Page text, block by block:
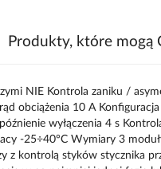
Produkty, które mogą
NIE Kontrola zaniku /
obciążenia 10 A
wyłączenia 4 s
-25÷40°C Wymiary 3
kontrolą styków stycznika